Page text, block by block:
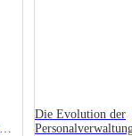
Die Evolution der